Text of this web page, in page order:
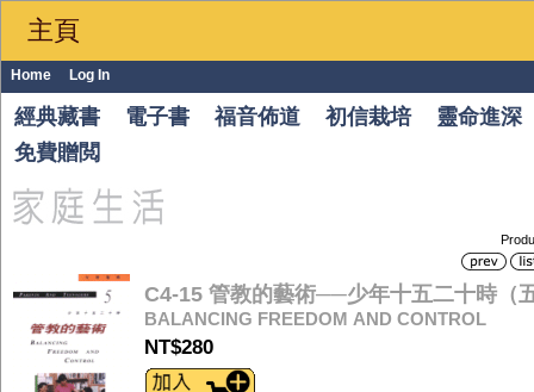
主頁
Home Log In
經典藏書 電子書 福音佈道 初信栽培
靈命進深
免費贈閲
C4-15 管教的藝術──少年十五二十時（
BALANCING FREEDOM AND CONTROL
NT$280